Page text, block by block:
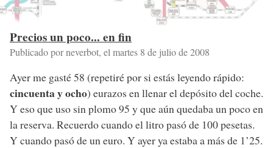
Precios un poco... en fin
Publicado por neverbot, el martes 8 de julio de 2008
Ayer me gasté 58 (repetiré por si estás leyendo rápido:
cincuenta y ocho) eurazos en llenar el depósito del coche.
Y eso que uso sin plomo 95 y que aún quedaba un poco en
la reserva. Recuerdo cuando el litro pasó de 100 pesetas.
Y cuando pasó de un euro. Y ayer ya estaba a más de 1’25.